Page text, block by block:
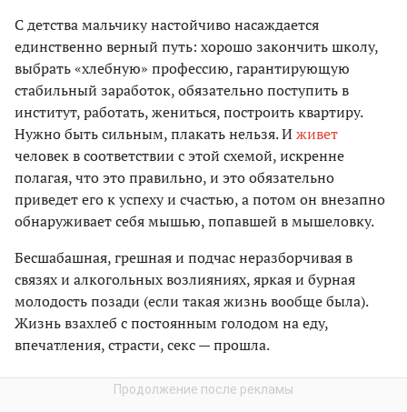
С детства мальчику настойчиво насаждается
единственно верный путь: хорошо закончить школу,
выбрать «хлебную» профессию, гарантирующую
стабильный заработок, обязательно поступить в
институт, работать, жениться, построить квартиру.
Нужно быть сильным, плакать нельзя. Иживет
человек в соответствии с этой схемой, искренне
полагая, что это правильно, и это обязательно
приведет его к успеху и счастью, а потом он внезапно
обнаруживает себя мышью, попавшей в мышеловку.
Бесшабашная, грешная и подчас неразборчивая в
связях и алкогольных возлияниях, яркая и бурная
молодость позади (если такая жизнь вообще была).
Жизнь взахлеб с постоянным голодом на еду,
впечатления, страсти, секс — прошла.